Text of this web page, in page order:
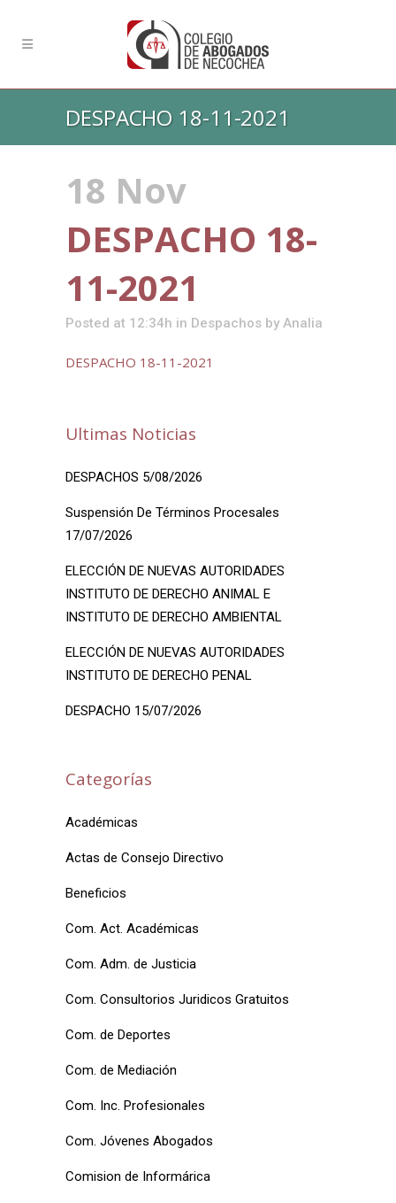
DESPACHO 18-11-2021
18 Nov
DESPACHO 18-
11-2021
Posted at 12:34h in Despachos by Analia
DESPACHO 18-11-2021
Ultimas Noticias
DESPACHOS 5/08/2026
Suspensión De Términos Procesales
17/07/2026
ELECCIÓN DE NUEVAS AUTORIDADES
INSTITUTO DE DERECHO ANIMAL E
INSTITUTO DE DERECHO AMBIENTAL
ELECCIÓN DE NUEVAS AUTORIDADES
INSTITUTO DE DERECHO PENAL
DESPACHO 15/07/2026
Categorías
Académicas
Actas de Consejo Directivo
Beneficios
Com. Act. Académicas
Com. Adm. de Justicia
Com. Consultorios Juridicos Gratuitos
Com. de Deportes
Com. de Mediación
Com. Inc. Profesionales
Com. Jóvenes Abogados
Comision de Informárica